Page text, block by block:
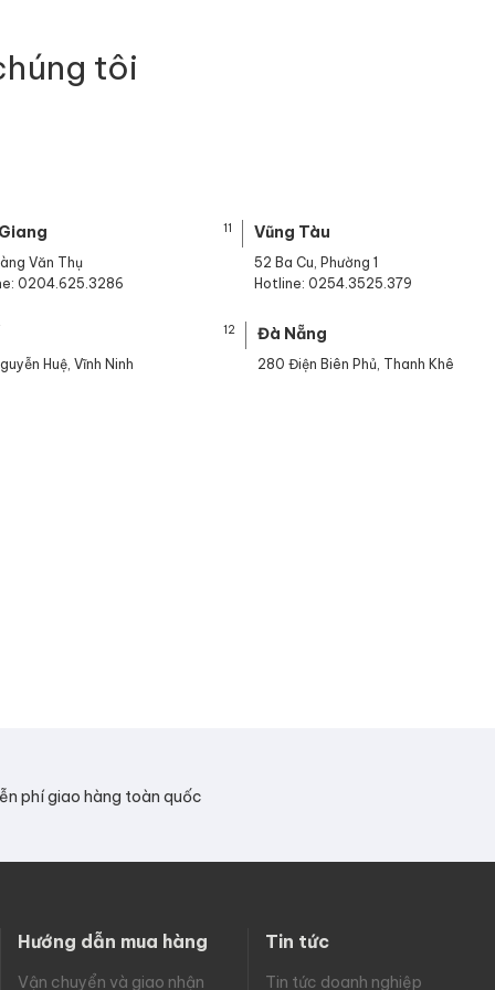
tôi
Văn Thụ
0204.625.3286
Huệ, Vĩnh Ninh
11 Vũng Tàu
52 Ba Cu, Phường 1
Hotline: 0254.3525.379
12 Đà Nẵng
280 Điện Biên Phủ, Thanh Khê
phí giao hàng toàn quốc
Hướng dẫn mua hàng
Vận chuyển và giao nhận
Tin tức
Tin tức doanh nghiệp